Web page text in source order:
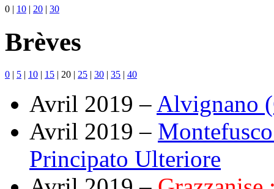
0 | 10 | 20 | 30
Brèves
0 | 5 | 10 | 15 | 20 | 25 | 30 | 35 | 40
Avril 2019 – Alvignano
Avril 2019 –
Principato Ulteriore